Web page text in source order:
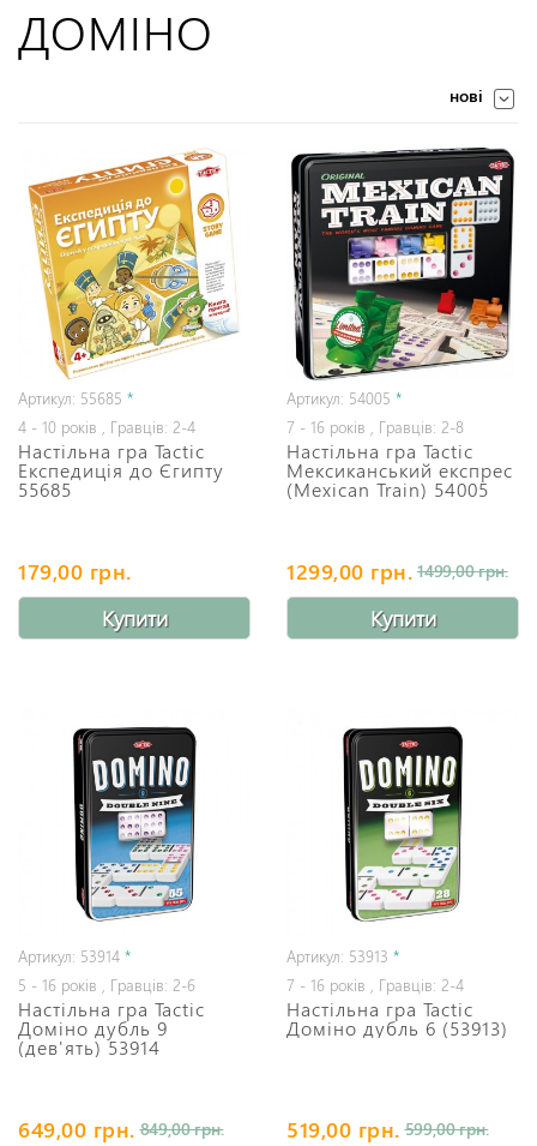
ДОМІНО
нові
Артикул: 55685 *
4 - 10 років , Гравців: 2-4
Настільна гра Tactic
Експедиція до Єгипту
55685
179,00 грн.
Купити
Артикул: 54005 *
7 - 16 років , Гравців: 2-8
Настільна гра Tactic
Мексиканський експрес
(Mexican Train) 54005
1299,00 грн. 1499,00 грн.
Купити
Артикул: 53914 *
5 - 16 років , Гравців: 2-6
Настільна гра Tactic
Доміно дубль 9
(дев'ять) 53914
649,00 грн. 849,00 грн.
Артикул: 53913 *
7 - 16 років , Гравців: 2-4
Настільна гра Tactic
Доміно дубль 6 (53913)
519,00 грн. 599,00 грн.